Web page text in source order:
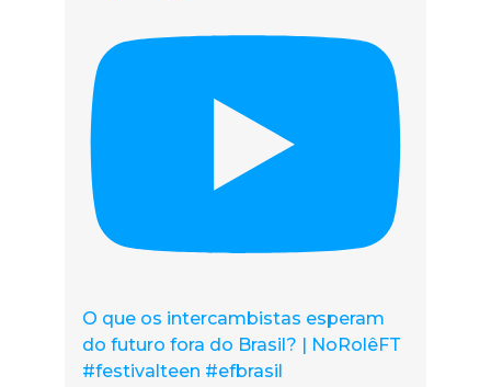
O que os intercambistas esperam
do futuro fora do Brasil? | NoRolêFT
#festivalteen #efbrasil